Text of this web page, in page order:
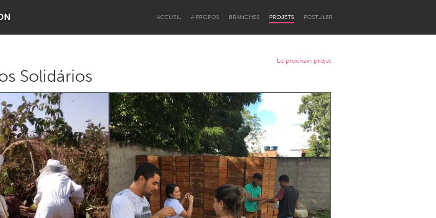
ACCUEIL A PROPOS BRANCHES PROJETS POSTULER
Dragon Dreaming
Lake Mac Lower Hunter
Newcastle
Le prochain projet
Solidários